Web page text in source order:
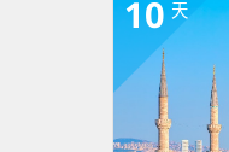
10 天